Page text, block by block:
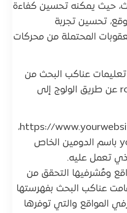
حيث يمكنه تحسين كفاءة
تحسين تجربة
المحتملة من محركات
عناكب البحث من
خلال ملف robots.txt عن طريق الولوج إلى
https://www.yourwebsite.com/robots.txt،
استبدل yourwebsite باسم الدومين الخاص
تعمل عليه.
ومُشرفيها التحقق من
عناكب البحث بفهرستها
المواقع والتي توفرها